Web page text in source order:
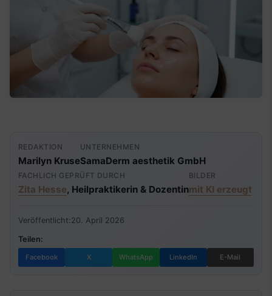
REDAKTION
Marilyn Kruse
UNTERNEHMEN
SamaDerm aesthetik GmbH
FACHLICH GEPRÜFT DURCH
Zita Hesse, Heilpraktikerin & Dozentin
BILDER
mit KI erzeugt
Veröffentlicht: 20. April 2026
Teilen:
Facebook X WhatsApp LinkedIn E-Mail